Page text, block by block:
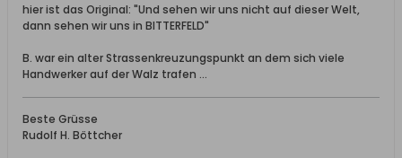
hier ist das Original: "Und sehen wir uns nicht auf dieser Welt,
dann sehen wir uns in BITTERFELD"
B. war ein alter Strassenkreuzungspunkt an dem sich viele
Handwerker auf der Walz trafen ...
Beste Grüsse
Rudolf H. Böttcher